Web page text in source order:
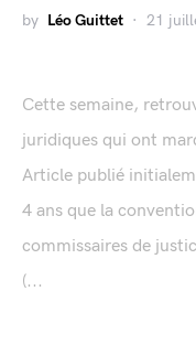
by Léo Guittet 21
Cette semaine,
juridiques qui ont
Article publié
4 ans que la
commissaires de
(...